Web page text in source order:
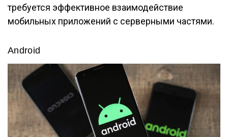
требуется эффективное взаимодействие
мобильных приложений с серверными частями.
Android